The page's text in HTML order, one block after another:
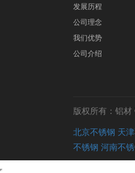
发展历程
公司理念
我们优势
公司介绍
版权所有：铝
北京不锈钢 天
不锈钢 河南不